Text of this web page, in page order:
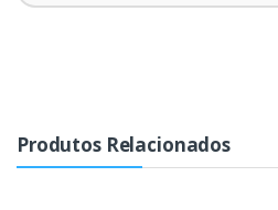
Produtos Relacionados